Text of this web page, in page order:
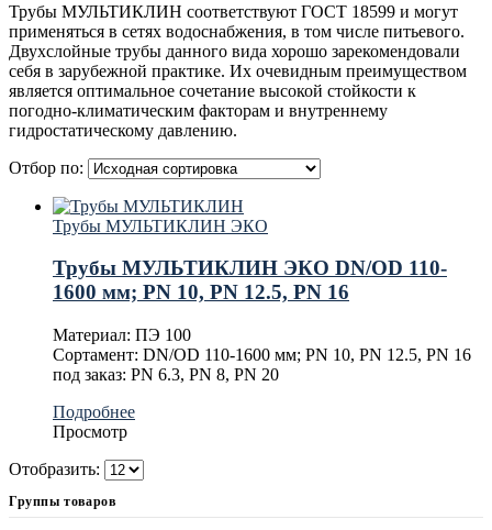
Трубы МУЛЬТИКЛИН соответствуют ГОСТ 18599 и могут
применяться в сетях водоснабжения, в том числе питьевого.
Двухслойные трубы данного вида хорошо зарекомендовали
себя в зарубежной практике. Их очевидным преимуществом
является оптимальное сочетание высокой стойкости к
погодно-климатическим факторам и внутреннему
гидростатическому давлению.
Отбор по:
Трубы МУЛЬТИКЛИН ЭКО
Трубы МУЛЬТИКЛИН ЭКО DN/OD 110-
1600 мм; PN 10, PN 12.5, PN 16
Материал: ПЭ 100
Сортамент: DN/OD 110-1600 мм; PN 10, PN 12.5, PN 16
под заказ: PN 6.3, PN 8, PN 20
Подробнее
Просмотр
Отобразить:
Группы товаров